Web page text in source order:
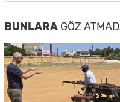
BUNLARA GÖZ